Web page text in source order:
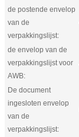
de postende envelop
van de
verpakkingslijst:
de envelop van de
verpakkingslijst voor
AWB:
De document
ingesloten envelop
van de
verpakkingslijst: